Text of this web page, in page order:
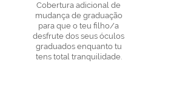
Cobertura adicional de
mudança de graduação
para que o teu filho/a
desfrute dos seus óculos
graduados enquanto tu
tens total tranquilidade.